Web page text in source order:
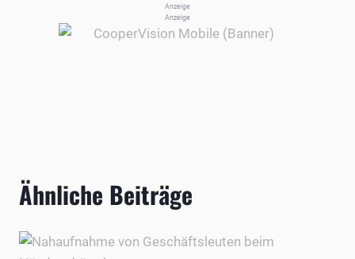
Anzeige
Anzeige
Ähnliche Beiträge